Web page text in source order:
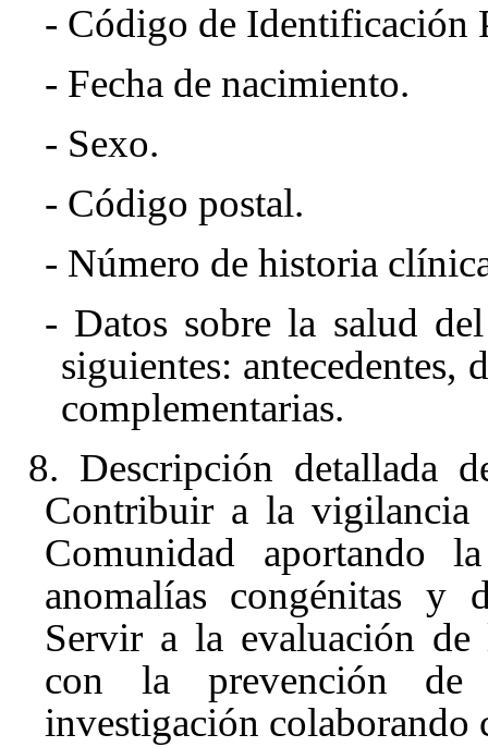
- Código de Identificación
- Fecha de nacimiento.
- Sexo.
- Código postal.
- Número de historia
- Datos sobre la salud
siguientes: antecedentes,
complementarias.
8. Descripción detallada
Contribuir a la vigilancia
Comunidad aportando
anomalías congénitas y
Servir a la evaluación de
con la prevención de
investigación colaborando